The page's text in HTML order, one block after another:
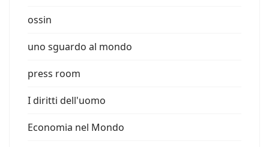
ossin
uno sguardo al mondo
press room
I diritti dell'uomo
Economia nel Mondo